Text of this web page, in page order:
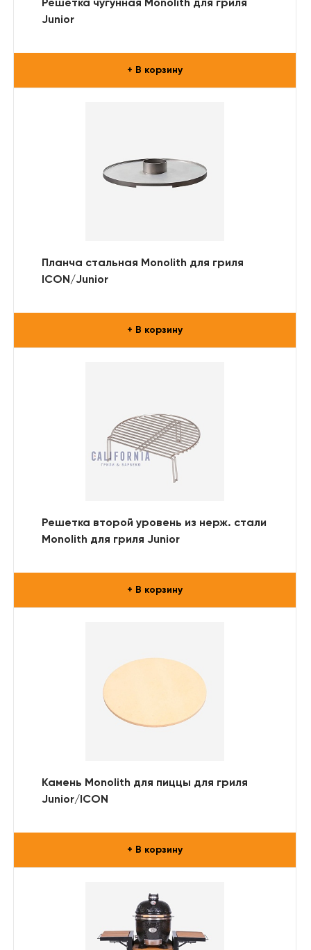
Решетка чугунная Monolith для гриля
Junior
+ В корзину
Планча стальная Monolith для гриля
ICON/Junior
+ В корзину
Решетка второй уровень из нерж. стали
Monolith для гриля Junior
+ В корзину
Камень Monolith для пиццы для гриля
Junior/ICON
+ В корзину